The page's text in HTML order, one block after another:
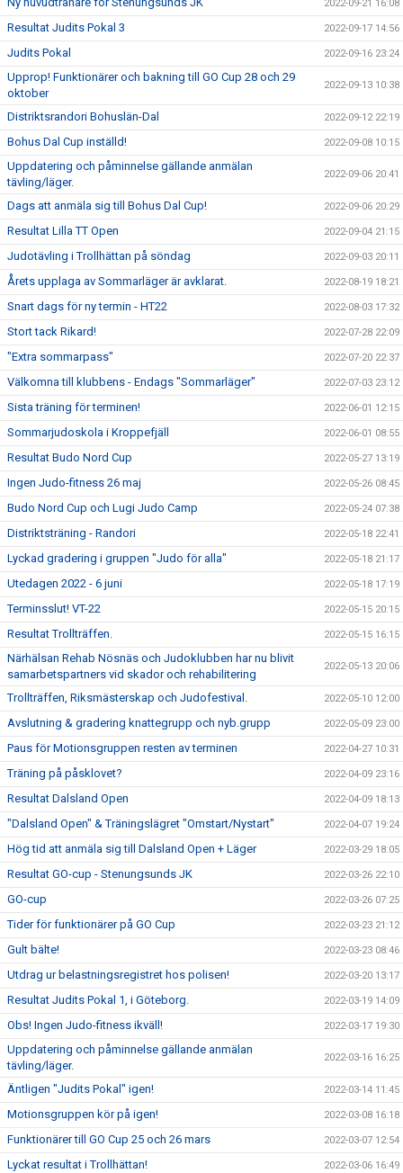
2022-09-21 16:08
Resultat Judits Pokal 3 2022-09-17 14:56
Judits Pokal 2022-09-16 23:24
Upprop! Funktionärer och bakning till GO Cup 28 och 29
oktober
2022-09-13 10:38
Distriktsrandori Bohuslän-Dal 2022-09-12 22:19
Bohus Dal Cup inställd! 2022-09-08 10:15
Uppdatering och påminnelse gällande anmälan
tävling/läger.
2022-09-06 20:41
Dags att anmäla sig till Bohus Dal Cup! 2022-09-06 20:29
Resultat Lilla TT Open 2022-09-04 21:15
Judotävling i Trollhättan på söndag 2022-09-03 20:11
Årets upplaga av Sommarläger är avklarat. 2022-08-19 18:21
Snart dags för ny termin - HT22 2022-08-03 17:32
Stort tack Rikard! 2022-07-28 22:09
"Extra sommarpass" 2022-07-20 22:37
Välkomna till klubbens - Endags "Sommarläger" 2022-07-03 23:12
Sista träning för terminen! 2022-06-01 12:15
Sommarjudoskola i Kroppefjäll 2022-06-01 08:55
Resultat Budo Nord Cup 2022-05-27 13:19
Ingen Judo-fitness 26 maj 2022-05-26 08:45
Budo Nord Cup och Lugi Judo Camp 2022-05-24 07:38
Distriktsträning - Randori 2022-05-18 22:41
Lyckad gradering i gruppen "Judo för alla" 2022-05-18 21:17
Utedagen 2022 - 6 juni 2022-05-18 17:19
Terminsslut! VT-22 2022-05-15 20:15
Resultat Trollträffen. 2022-05-15 16:15
Närhälsan Rehab Nösnäs och Judoklubben har nu blivit
samarbetspartners vid skador och rehabilitering
2022-05-13 20:06
Trollträffen, Riksmästerskap och Judofestival. 2022-05-10 12:00
Avslutning & gradering knattegrupp och nyb.grupp 2022-05-09 23:00
Paus för Motionsgruppen resten av terminen 2022-04-27 10:31
Träning på påsklovet? 2022-04-09 23:16
Resultat Dalsland Open 2022-04-09 18:13
"Dalsland Open" & Träningslägret "Omstart/Nystart" 2022-04-07 19:24
Hög tid att anmäla sig till Dalsland Open + Läger 2022-03-29 18:05
Resultat GO-cup - Stenungsunds JK 2022-03-26 22:10
GO-cup 2022-03-26 07:25
Tider för funktionärer på GO Cup 2022-03-23 21:12
Gult bälte! 2022-03-23 08:46
Utdrag ur belastningsregistret hos polisen! 2022-03-20 13:17
Resultat Judits Pokal 1, i Göteborg. 2022-03-19 14:09
Obs! Ingen Judo-fitness ikväll! 2022-03-17 19:30
Uppdatering och påminnelse gällande anmälan
tävling/läger.
2022-03-16 16:25
Äntligen "Judits Pokal" igen! 2022-03-14 11:45
Motionsgruppen kör på igen! 2022-03-08 16:18
Funktionärer till GO Cup 25 och 26 mars 2022-03-07 12:54
Lyckat resultat i Trollhättan! 2022-03-06 16:49